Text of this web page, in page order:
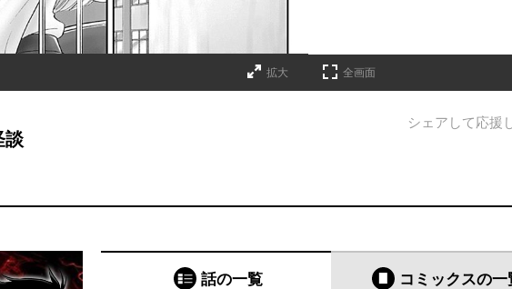
拡大 全画面
談
シェアして応援
話の一覧 コミックスの一